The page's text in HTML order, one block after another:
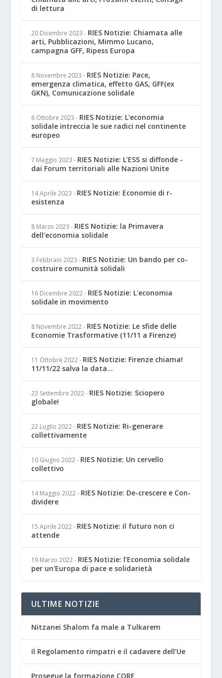
di lettura
20 Dicembre 2023 - RIES Notizie: Chiamata alle
arti, Pubblicazioni, Mimmo Lucano,
campagna GFF, Ripess Europa
8 Novembre 2023 - RIES Notizie: Pace,
emergenza climatica, effetto GAS, GFF(ex
GKN), Comunicazione solidale
6 Ottobre 2023 - RIES Notizie: L'economia
solidale intreccia le sue radici nel continente
europeo
7 Maggio 2023 - RIES Notizie: L'ESS si diffonde -
dai Forum territoriali alle Nazioni Unite
14 Aprile 2023 - RIES Notizie: Economie di r-
esistenza
8 Marzo 2023 - RIES Notizie: la Primavera
dell'economia solidale
3 Febbraio 2023 - RIES Notizie: Un bando per co-
costruire comunità solidali
16 Dicembre 2022 - RIES Notizie: L'economia
solidale in movimento
8 Novembre 2022 - RIES Notizie: Le sfide delle
Economie Trasformative (11/11 a Firenze)
11 Ottobre 2022 - RIES Notizie: Firenze chiama!
11/11/22 salva la data...
23 Settembre 2022 - RIES Notizie: Sciopero
globale!
22 Luglio 2022 - RIES Notizie: Ri-generare
collettivamente
10 Giugno 2022 - RIES Notizie: Un cervello
collettivo
14 Maggio 2022 - RIES Notizie: De-crescere e Con-
dividere
15 Aprile 2022 - RIES Notizie: il futuro non ci
attende
19 Marzo 2022 - RIES Notizie: l’Economia solidale
per un'Europa di pace e solidarietà
ULTIME NOTIZIE
Nitzanei Shalom fa male a Tulkarem
Il Regolamento rimpatri e il cadavere dell’Ue
Prosegue la formazione CORE